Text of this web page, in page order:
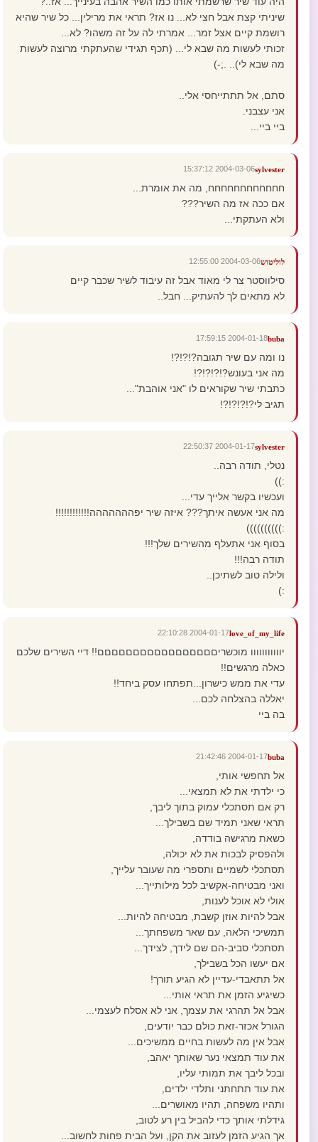
שיניתי קצת אבל חצי לא... נו אז? תראי את מרילין... כל שיר שהיא
רושמת קיים אצל זמר... אמרתי לה על זה משהו? לא...
זכותי לעשות מה שבא לי... (תכף תגידי שהעתקתי מרוצה לעשות
מה שבא לי).. .;-)
סתם, אל תתתייחסי אלי..
אני עצבני.
ביי ביי...
sylvester
2004-03-06 15:37:12
חחחחחחחחחחחח, מה את אומרת...
אם ככה אז מה השיר???
ולא העתקתי...
לוליטוש2004-03-06 12:55:00
סילווסטר צר לי מאוד אבל זה עיבוד לשיר שכבר קיים
לא מתאים לך להעתיק... חבל..
buba
2004-01-18 17:59:15
נו ומה עם שיר תגובה?!?!?!
מה אני בעונש?!?!?!?!
כתבתי שיר שקוראים לו "אני אוהבת"...
תגיב לי?!?!?!?!
sylvester
2004-01-17 22:50:37
נטלי, תודה רבה..
:))
ועכשיו בקשר אלייך עדי...
מה אני אעשה איתך??? איזה שיר יפההההההה!!!!!!!!!!!!
:))))))))))
בסוף אני אתעלף מהשירים שלך!!!
תודה רבה!!!
ולילה טוב לשתיכן..
:)
love_of_my_life
2004-01-17 22:10:28
יווווווווווו מוכשריםםםםםםםםםםםםםםםםם!! דיי השירים שלכם
כאלה מרגשים!!
עדי את ממש כישרון...תפתחו עסק ביחד!!
יאללה בהצלחה לכם...
בה ביי
buba
2004-01-17 21:42:46
אל תחפשי אותי,
כי ילדתי את לא תמצאי...
רק אם תסתכלי עמוק בתוך ליבך,
תראי שאני תמיד שם בשבילך...
כשאת מרגישה בודדה,
ולהפסיק לבכות את לא יכולה,
תסתכלי לשמיים ותספרי מה שעובר עלייך,
ואני מבטיחה-אקשיב לכל מילותייך...
אולי לא אוכל לענות,
אבל להיות אוזן קשבת, מבטיחה להיות...
תמשיכי הלאה, עם שאר משפחתך...
תסתכלי סביב-הם שם לידך, לצידך...
אם יעשו הכל בשבילך,
אל תתאבדי-עדיין לא הגיע תורך!
כשיגיע הזמן את תראי אותי...
אבל אל תהרגי את עצמך, אני לא אסלח לעצמי...
הגורל אכזר-זאת כולם כבר יודעים,
אבל אין מה לעשות בחיים ממשיכים...
את עוד תמצאי נער שאותך יאהב,
ובכל ליבך את תמותי עליו,
את עוד תתחתני ותלדי ילדים,
ותהיו משפחה, תהיו מאושרים...
גידלתי אותך כדי להביל בין רע לטוב,
אך הגיע הזמן לעזוב את הקן, ועל הבית פחות לחשוב...